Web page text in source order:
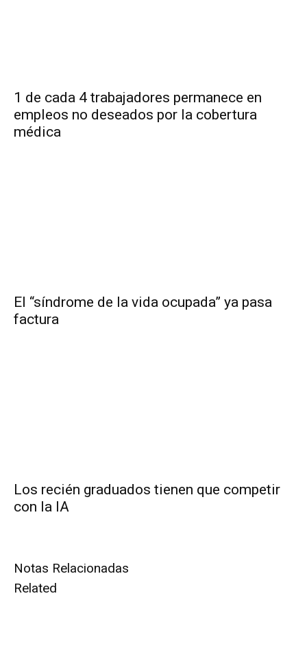
1 de cada 4 trabajadores permanece en
empleos no deseados por la cobertura
médica
El “síndrome de la vida ocupada” ya pasa
factura
Los recién graduados tienen que competir
con la IA
Notas Relacionadas
Related